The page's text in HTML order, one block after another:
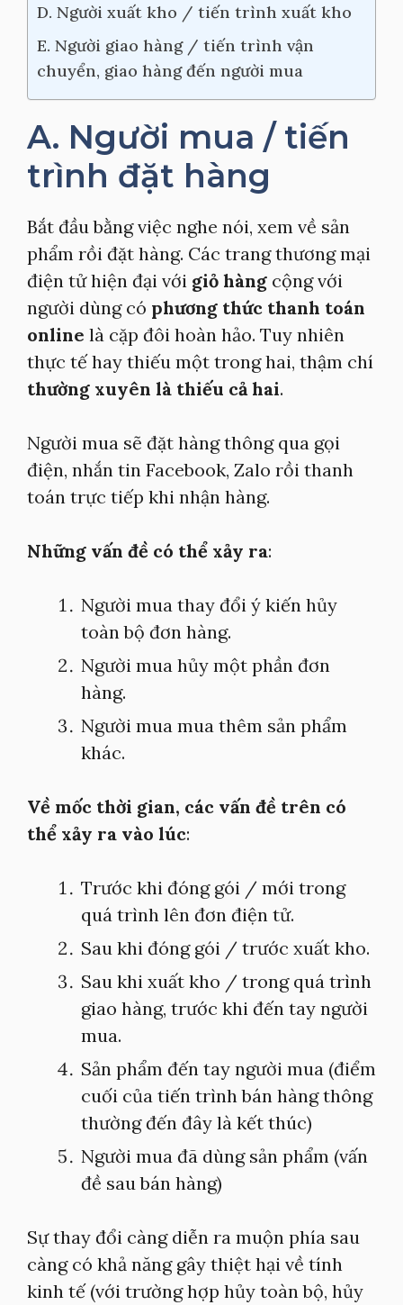
D. Người xuất kho / tiến trình xuất kho
E. Người giao hàng / tiến trình vận
chuyển, giao hàng đến người mua
A. Người mua / tiến
trình đặt hàng
Bắt đầu bằng việc nghe nói, xem về sản
phẩm rồi đặt hàng. Các trang thương mại
điện tử hiện đại với giỏ hàng cộng với
người dùng có phương thức thanh toán
online là cặp đôi hoàn hảo. Tuy nhiên
thực tế hay thiếu một trong hai, thậm chí
thường xuyên là thiếu cả hai.
Người mua sẽ đặt hàng thông qua gọi
điện, nhắn tin Facebook, Zalo rồi thanh
toán trực tiếp khi nhận hàng.
Những vấn đề có thể xảy ra:
Người mua thay đổi ý kiến hủy
toàn bộ đơn hàng.
Người mua hủy một phần đơn
hàng.
Người mua mua thêm sản phẩm
khác.
Về mốc thời gian, các vấn đề trên có
thể xảy ra vào lúc:
Trước khi đóng gói / mới trong
quá trình lên đơn điện tử.
Sau khi đóng gói / trước xuất kho.
Sau khi xuất kho / trong quá trình
giao hàng, trước khi đến tay người
mua.
Sản phẩm đến tay người mua (điểm
cuối của tiến trình bán hàng thông
thường đến đây là kết thúc)
Người mua đã dùng sản phẩm (vấn
đề sau bán hàng)
Sự thay đổi càng diễn ra muộn phía sau
càng có khả năng gây thiệt hại về tính
kinh tế (với trường hợp hủy toàn bộ, hủy